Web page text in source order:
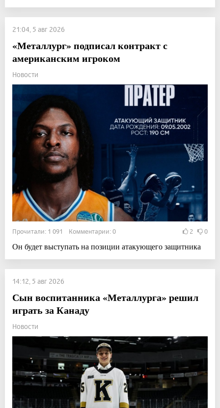
21:04, 5 авг 2026
«Металлург» подписал контракт с
американским игроком
Новости
Прочитали: 1 091 Комментарии: 0 2 0
Он будет выступать на позиции атакующего защитника
14:12, 5 авг 2026
Сын воспитанника «Металлурга» решил
играть за Канаду
Новости